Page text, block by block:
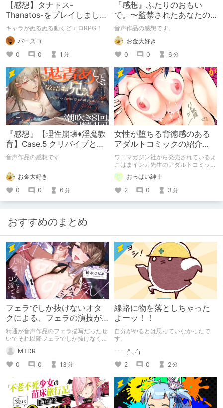
【感想】タナトス-
Thanatos-をプレイしまし
た。【ネタバレ注意】
キャラがぬるぬる動くどエロRPG！
バーズコ
0
0 1 分
『感想』ふたりのおもい
で。〜監禁されたあなたの
末路〜【がるまに限定特典
付き】
音声作品の感想です。
お金大好き
0
0 6 分
『感想』【理性崩壊♦️淫魔教
育】Case.5 クリバイブとデ
ィルドで鬼責めしてくる敬
音声作品の感想です
お金大好き
0
0 6 分
女性が堕ちる背徳感のある
アダルトコミックの紹介
【よこはまインカ】
ワニマガジン社から発売されているよ
こはまインカ先生のアダルトコミック
「女教師が堕ちた理由【デジタル特装
版】」の紹介です
おっぱい紳士
2
0 3 分
おすすめのまとめ
フェラでしか抜けないオタ
クによる、フェラの演技が
上手い声優さんセレクショ
ン
精通が音声作品のフェラ描写だったせ
いでそれ以降フェラでしか抜けなくな
った私が個人的に気に入っている声優
さんを四人ほど紹介させていただく記
事です。今回は少し短めになるので、
パパッと読めると思います！
MTDR
0
0 13 分
線路に物を落としちゃった
よーッ！！
自分がやるとは思っていなかったで
す。
₍ᐢ.ˬ.ᐢ₎
2
0 2分